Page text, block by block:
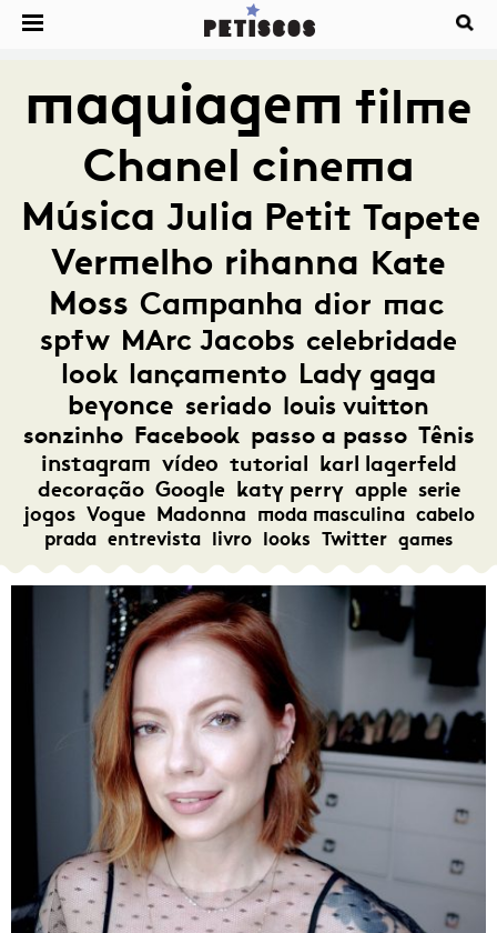
maquiagem filme
Chanel cinema
Música Julia Petit Tapete
Vermelho rihanna Kate
Moss Campanha dior mac
spfw MArc Jacobs celebridade
look lançamento Lady gaga
beyonce seriado louis vuitton
sonzinho Facebook passo a passo Tênis
instagram vídeo tutorial karl lagerfeld
decoração Google katy perry apple serie
jogos Vogue Madonna moda masculina cabelo
prada entrevista livro looks Twitter games